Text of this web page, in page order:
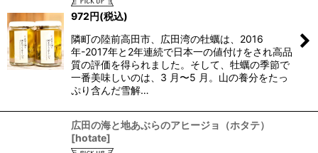
絞り込む
972円(税込)
隣町の陸前高田市、広田湾の牡蠣は、2016
年-2017年と2年連続で日本一の値付けをされ高品
質の評価を得られました。そして、牡蠣の季節で
一番美味しいのは、3 月〜5 月。山の養分をたっ
ぷり含んだ雪解…
広田の海と地あぶらのアヒージョ（ホタテ）
[hotate]